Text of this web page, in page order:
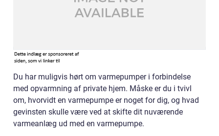
Du har muligvis hørt om varmepumper i forbindelse
med opvarmning af private hjem. Måske er du i tvivl
om, hvorvidt en varmepumpe er noget for dig, og hvad
gevinsten skulle være ved at skifte dit nuværende
varmeanlæg ud med en varmepumpe.